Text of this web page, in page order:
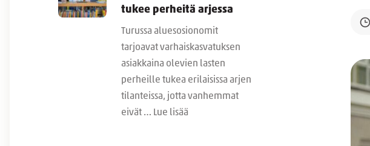
tukee perheitä arjessa
Turussa aluesosionomit
tarjoavat varhaiskasvatuksen
asiakkaina olevien lasten
perheille tukea erilaisissa arjen
tilanteissa, jotta vanhemmat
eivät … Lue lisää